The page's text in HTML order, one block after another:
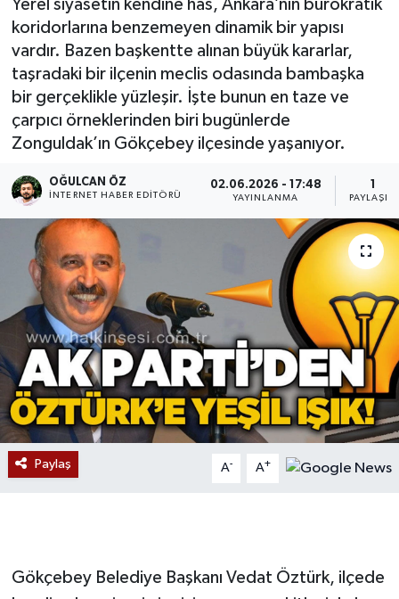
Yerel siyasetin kendine has, Ankara’nın bürokratik
koridorlarına benzemeyen dinamik bir yapısı
vardır. Bazen başkentte alınan büyük kararlar,
taşradaki bir ilçenin meclis odasında bambaşka
bir gerçeklikle yüzleşir. İşte bunun en taze ve
çarpıcı örneklerinden biri bugünlerde
Zonguldak’ın Gökçebey ilçesinde yaşanıyor.
OĞULCAN ÖZ
İNTERNET HABER EDITÖRÜ
02.06.2026 - 17:48
YAYINLANMA
1
PAYLAŞIM
Paylaş A- A+
Gökçebey Belediye Başkanı Vedat Öztürk, ilçede
Bartın
Karabük
Devrek
Bolu
ÇEVRE
BİLİM VE TEKNOLOJİ
DUNYA
Düzce
Eğitim
Ekonomi
Genel
Haber Arşivi